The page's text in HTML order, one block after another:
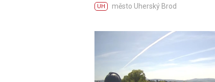
UH město Uherský Brod